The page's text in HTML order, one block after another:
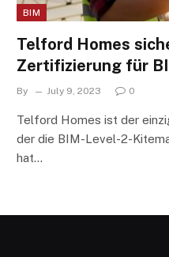
BIM
Telford Homes
Zertifizierung für
By July 9, 2023 0
Telford Homes ist der
der die BIM-Level-2-
hat…